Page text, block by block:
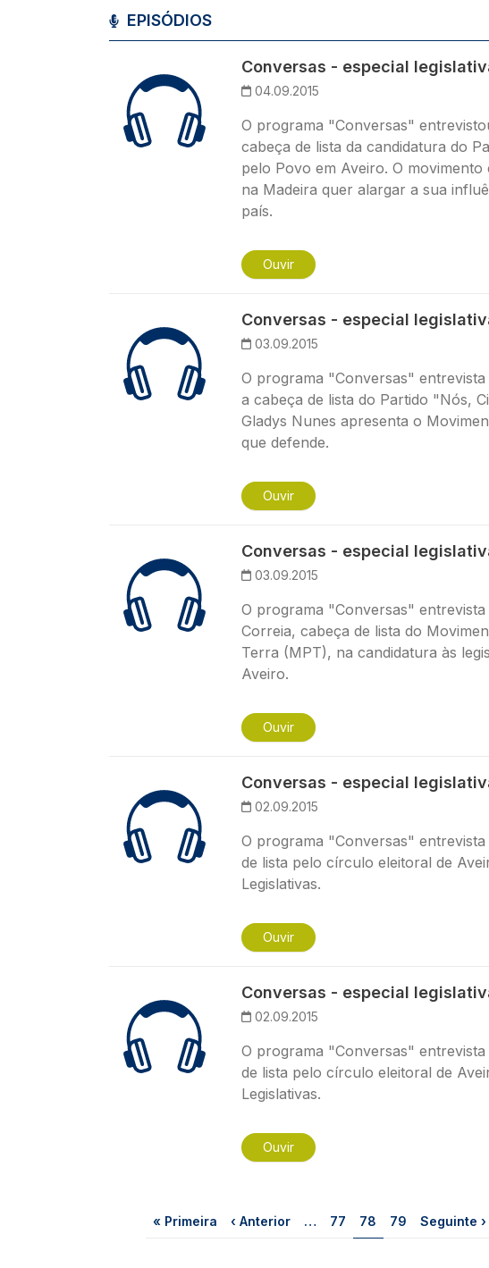
EPISÓDIOS
Conversas - especial
04.09.2015
O programa "Conversas"
cabeça de lista da candidatura do
pelo Povo em Aveiro. O movimento
na Madeira quer alargar a sua
país.
Ouvir
Conversas - especial
03.09.2015
O programa "Conversas" entrevista
a cabeça de lista do Partido "Nós,
Gladys Nunes apresenta o
que defende.
Ouvir
Conversas - especial
03.09.2015
O programa "Conversas" entrevista
Correia, cabeça de lista do
Terra (MPT), na candidatura às
Aveiro.
Ouvir
Conversas - especial
02.09.2015
O programa "Conversas" entrevista
de lista pelo círculo eleitoral de
Legislativas.
Ouvir
Conversas - especial
02.09.2015
O programa "Conversas" entrevista
de lista pelo círculo eleitoral de
Legislativas.
Ouvir
Primeira página
« Primeira Página anterior
‹ Anterior … Página
77 Página
78 Página
79 Próxima
Seguinte ›